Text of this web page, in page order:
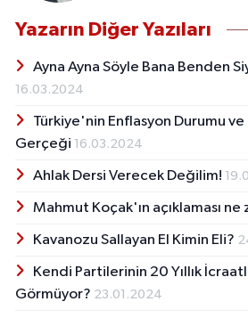
Yazarın Diğer Yazıları
Ayna Ayna Söyle Bana Benden
16.03.2024
Türkiye'nin Enflasyon Durumu
Gerçeği 16.03.2024
Ahlak Dersi Verecek Değilim!
Mahmut Koçak'ın açıklaması ne
Kavanozu Sallayan El Kimin Eli?
Kendi Partilerinin 20 Yıllık
Görmüyor? 23.01.2024